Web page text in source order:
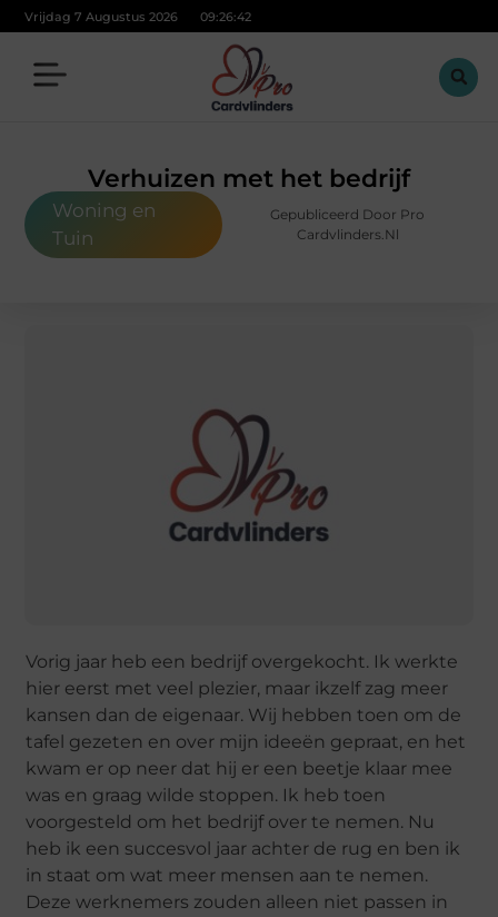
Vrijdag 7 Augustus 2026 09:26:43
Verhuizen met het bedrijf
Woning en
Tuin
Gepubliceerd Door Pro
Cardvlinders.nl
Vorig jaar heb een bedrijf overgekocht. Ik werkte
hier eerst met veel plezier, maar ikzelf zag meer
kansen dan de eigenaar. Wij hebben toen om de
tafel gezeten en over mijn ideeën gepraat, en het
kwam er op neer dat hij er een beetje klaar mee
was en graag wilde stoppen. Ik heb toen
voorgesteld om het bedrijf over te nemen. Nu
heb ik een succesvol jaar achter de rug en ben ik
in staat om wat meer mensen aan te nemen.
Deze werknemers zouden alleen niet passen in